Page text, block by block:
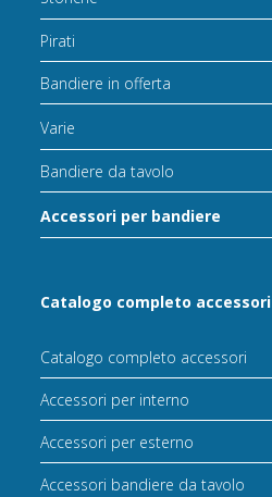
Pirati
Bandiere in offerta
Varie
Bandiere da tavolo
Accessori per bandiere
Catalogo completo accessori
Catalogo completo accessori
Accessori per interno
Accessori per esterno
Accessori bandiere da tavolo